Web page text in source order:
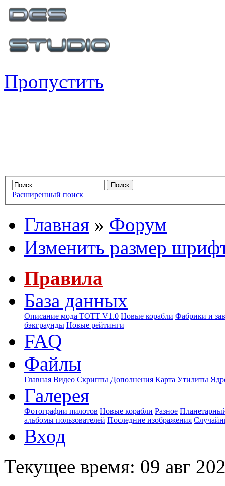
Пропустить
Расширенный поиск
Главная » Форум
Изменить размер
Правила
База данных
Описание мода ТОТТ V1.0 Новые корабли Фабрики и
бэкграунды Новые рейтинги
FAQ
Файлы
Главная Видео Скрипты Дополнения Карта Утилиты
Галерея
Фотографии пилотов Новые корабли Разное
альбомы пользователей Последние изображения
Вход
Текущее время: 09 авг